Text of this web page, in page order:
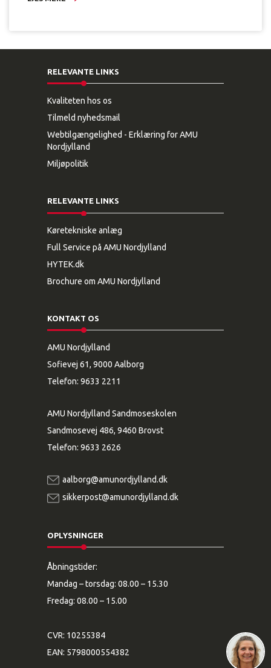
RELEVANTE LINKS
Kvaliteten hos os
Tilmeld nyhedsmail
Webtilgængelighed - Erklæring for AMU
Nordjylland
Miljøpolitik
RELEVANTE LINKS
Køretekniske anlæg
Full Service på AMU Nordjylland
HYTEK.dk
Brochure om AMU Nordjylland
KONTAKT OS
AMU Nordjylland
Sofievej 61, 9000 Aalborg
Telefon: 9633 2211
AMU Nordjylland Sandmoseskolen
Sandmosevej 486, 9460 Brovst
Telefon: 9633 2626
aalborg@amunordjylland.dk
sikkerpost@amunordjylland.dk
OPLYSNINGER
Åbningstider:
Mandag – torsdag: 08.00 – 15.30
Fredag: 08.00 – 15.00
CVR: 10255384
EAN: 5798000554382